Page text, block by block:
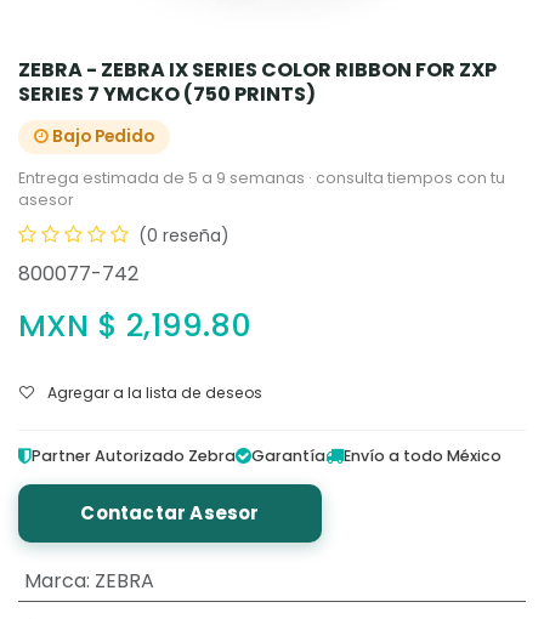
ZEBRA - ZEBRA IX SERIES COLOR RIBBON FOR ZXP
SERIES 7 YMCKO (750 PRINTS)
Bajo Pedido
Entrega estimada de 5 a 9 semanas · consulta tiempos con tu
asesor
(0 reseña)
800077-742
MXN $ 2,199.80
Agregar a la lista de deseos
Partner Autorizado Zebra Garantía Envío a todo México
Contactar Asesor
Marca: ZEBRA